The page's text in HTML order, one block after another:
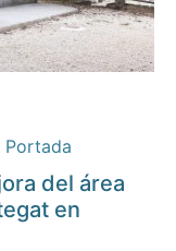
Portada
del área
en